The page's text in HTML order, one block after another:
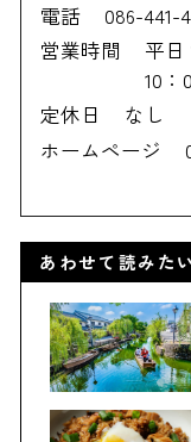
電話
086-441-
営業時間
平日
10：
定休日
なし
ホームページ
あわせて読みたい